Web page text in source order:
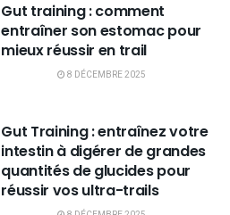
Gut training : comment
entraîner son estomac pour
mieux réussir en trail
8 DÉCEMBRE 2025
Gut Training : entraînez votre
intestin à digérer de grandes
quantités de glucides pour
réussir vos ultra-trails